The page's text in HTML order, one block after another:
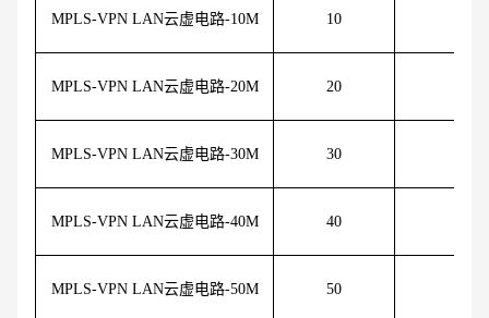
MPLS-VPN LAN云虚电路-10M 10
MPLS-VPN LAN云虚电路-20M 20
MPLS-VPN LAN云虚电路-30M 30
MPLS-VPN LAN云虚电路-40M 40
MPLS-VPN LAN云虚电路-50M 50